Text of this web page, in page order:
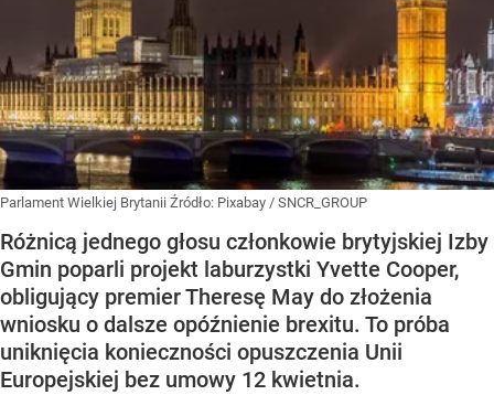
Parlament Wielkiej Brytanii Źródło: Pixabay / SNCR_GROUP
Różnicą jednego głosu członkowie brytyjskiej Izby
Gmin poparli projekt laburzystki Yvette Cooper,
obligujący premier Theresę May do złożenia
wniosku o dalsze opóźnienie brexitu. To próba
uniknięcia konieczności opuszczenia Unii
Europejskiej bez umowy 12 kwietnia.